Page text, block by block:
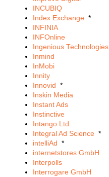
INCUBIQ
Index Exchange *
INFINIA
INFOnline
Ingenious Technologies
Inmind
InMobi
Innity
Innovid *
Inskin Media
Instant Ads
Instinctive
Intango Ltd.
Integral Ad Science *
intelliAd *
internetstores GmbH
Interpolls
Interrogare GmbH